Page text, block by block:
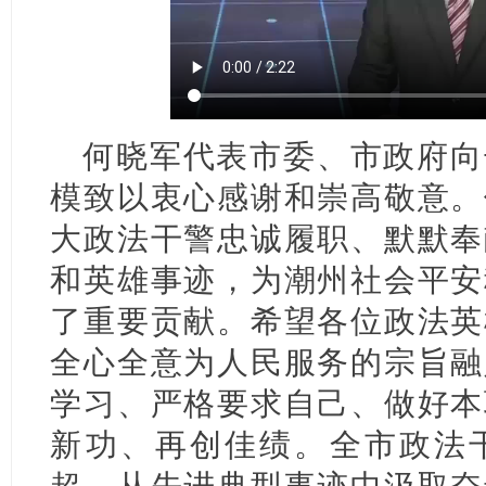
何晓军代表市委、市政府
模致以衷心感谢和崇高敬意
大政法干警忠诚履职、默默
和英雄事迹，为潮州社会平
了重要贡献。希望各位政法
全心全意为人民服务的宗旨
学习、严格要求自己、做好
新功、再创佳绩。全市政法